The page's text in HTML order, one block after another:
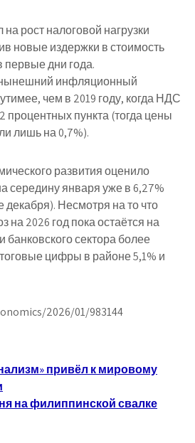
рост налоговой нагрузки
новые издержки в стоимость
первые дни года.
инфляционный
чем в 2019 году, когда НДС
процентных пункта (тогда цены
лишь на 0,7%).
развития оценило
середину января уже в 6,27%
декабря). Несмотря на то что
на 2026 год пока остаётся на
банковского сектора более
цифры в районе 5,1% и
2026/01/983144
привёл к мировому
на филиппинской свалке